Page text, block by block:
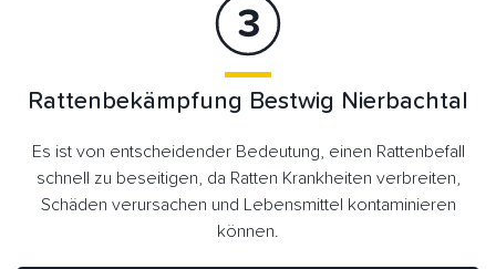
Rattenbekämpfung Bestwig Nierbachtal
Es ist von entscheidender Bedeutung, einen Rattenbefall
schnell zu beseitigen, da Ratten Krankheiten verbreiten,
Schäden verursachen und Lebensmittel kontaminieren
können.